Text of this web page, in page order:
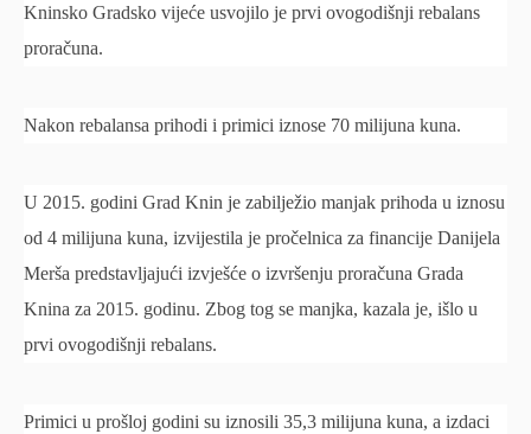
Kninsko Gradsko vijeće usvojilo je prvi ovogodišnji rebalans
proračuna.
Nakon rebalansa prihodi i primici iznose 70 milijuna kuna.
U 2015. godini Grad Knin je zabilježio manjak prihoda u iznosu
od 4 milijuna kuna, izvijestila je pročelnica za financije Danijela
Merša predstavljajući izvješće o izvršenju proračuna Grada
Knina za 2015. godinu. Zbog tog se manjka, kazala je, išlo u
prvi ovogodišnji rebalans.
Primici u prošloj godini su iznosili 35,3 milijuna kuna, a izdaci